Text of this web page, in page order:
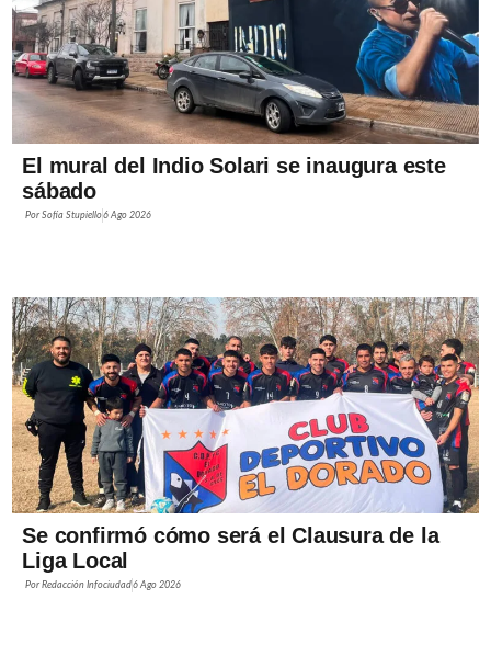
El mural del Indio Solari se inaugura este
sábado
PorSofía Stupiello6 Ago 2026
Se confirmó cómo será el Clausura de la
Liga Local
PorRedacción Infociudad6 Ago 2026